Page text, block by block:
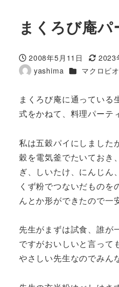
まくろび庵パ
投稿日
2008年5月11日
更新日
2023
著
yashima カテゴリー
マクロビ
まくろび庵に通っている
式をかねて、料理パーテ
私は五穀パイにしました
穀を電気釜でたいておき
ぎ、しいたけ、にんじん
くず粉でつないだものを
んとか形ができたので一
先生がまずは試食、誰が
ですがおいしいと言って
やさしい先生なのでみん